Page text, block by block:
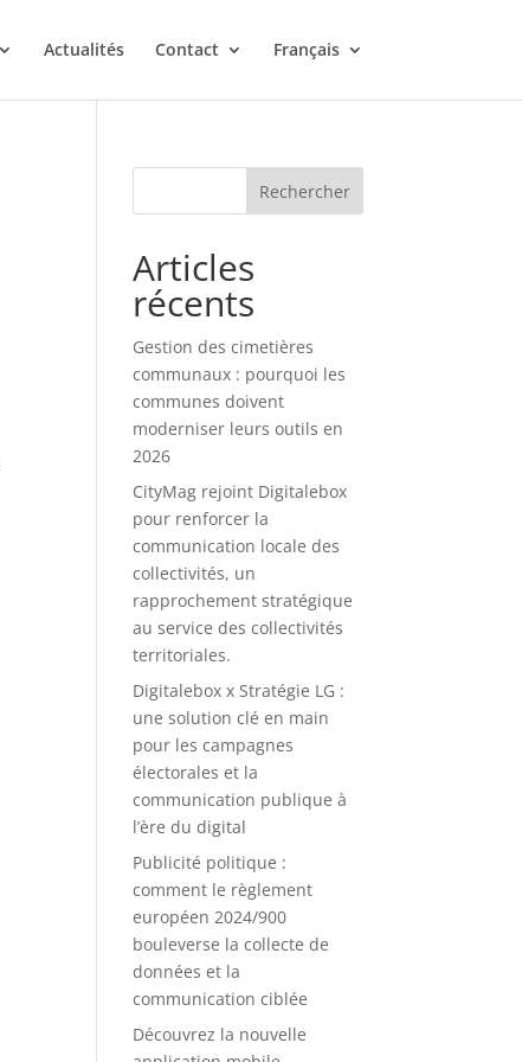
Actualités Contact Français
Rechercher
Articles
récents
Gestion des cimetières
communaux : pourquoi les
communes doivent
moderniser leurs outils en
2026
CityMag rejoint Digitalebox
pour renforcer la
communication locale des
collectivités, un
rapprochement stratégique
au service des collectivités
territoriales.
Digitalebox x Stratégie LG :
une solution clé en main
pour les campagnes
électorales et la
communication publique à
l’ère du digital
Publicité politique :
comment le règlement
européen 2024/900
bouleverse la collecte de
données et la
communication ciblée
Découvrez la nouvelle